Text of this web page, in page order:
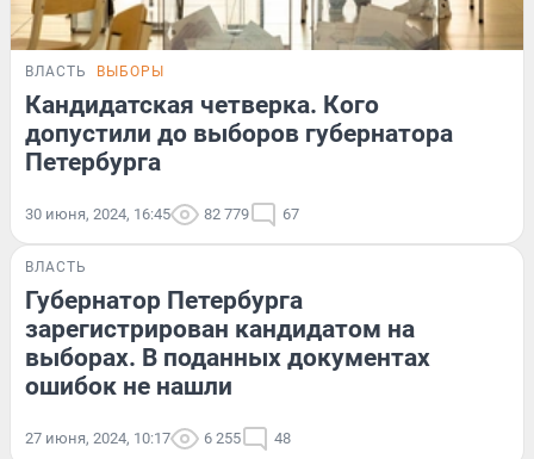
ВЛАСТЬ ВЫБОРЫ
Кандидатская четверка. Кого
допустили до выборов губернатора
Петербурга
30 июня, 2024, 16:45 82 779 67
ВЛАСТЬ
Губернатор Петербурга
зарегистрирован кандидатом на
выборах. В поданных документах
ошибок не нашли
27 июня, 2024, 10:17 6 255 48